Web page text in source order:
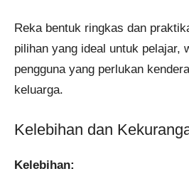
Reka bentuk ringkas dan
pilihan yang ideal untuk pelajar,
pengguna yang perlukan
keluarga.
Kelebihan dan
Kelebihan: